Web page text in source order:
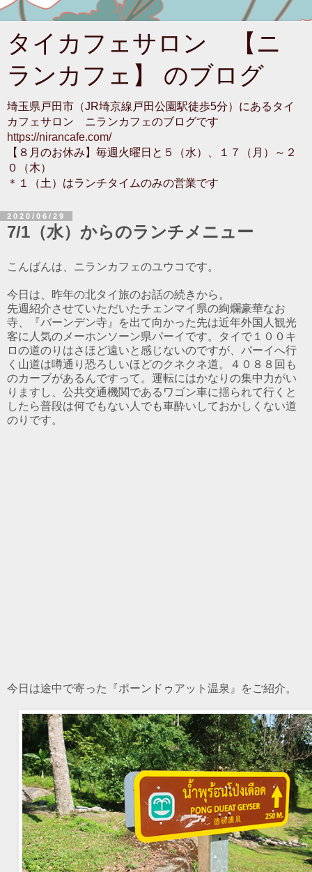
タイカフェサロン 【ニ
ランカフェ】 のブログ
埼玉県戸田市（JR埼京線戸田公園駅徒歩5分）にあるタイ
カフェサロン ニランカフェのブログです
https://nirancafe.com/
【８月のお休み】毎週火曜日と５（水）、１７（月）～２
０（木）
＊１（土）はランチタイムのみの営業です
2020/06/29
7/1（水）からのランチメニュー
こんばんは、ニランカフェのユウコです。
今日は、昨年の北タイ旅のお話の続きから。
先週紹介させていただいたチェンマイ県の絢爛豪華なお
寺、『バーンデン寺』を出て向かった先は近年外国人観光
客に人気のメーホンソーン県パーイです。タイで１００キ
ロの道のりはさほど遠いと感じないのですが、パーイへ行
く山道は噂通り恐ろしいほどのクネクネ道。４０８８回も
のカーブがあるんですって。運転にはかなりの集中力がい
りますし、公共交通機関であるワゴン車に揺られて行くと
したら普段は何でもない人でも車酔いしておかしくない道
のりです。
今日は途中で寄った『ポーンドゥアット温泉』をご紹介。